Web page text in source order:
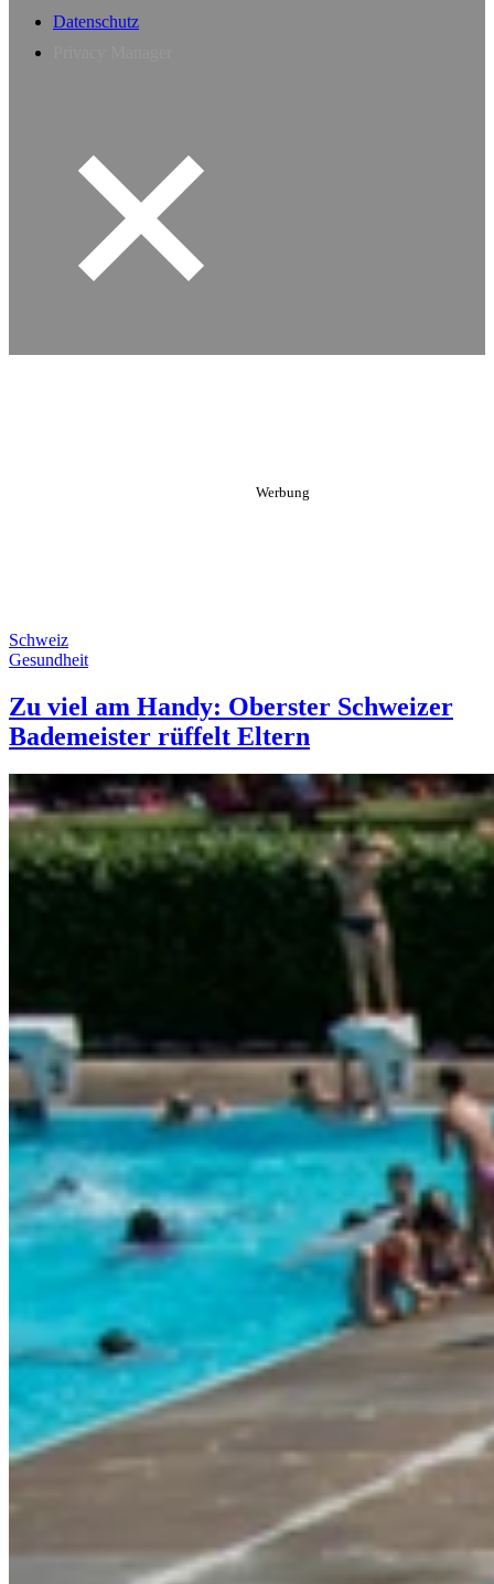
Datenschutz
Schweiz
Gesundheit
Zu viel am Handy: Oberster Schweizer
Bademeister rüffelt Eltern